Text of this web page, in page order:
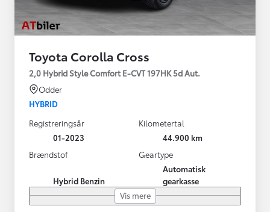
Toyota Corolla Cross
2,0 Hybrid Style Comfort E-CVT 197HK 5d Aut.
Odder
HYBRID
Registreringsår
01-2023
Kilometertal
44.900 km
Brændstof
Hybrid Benzin
Geartype
Automatisk
gearkasse
Vis mere